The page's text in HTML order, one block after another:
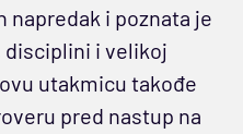
napredak i poznata je
i velikoj
utakmicu takođe
pred nastup na